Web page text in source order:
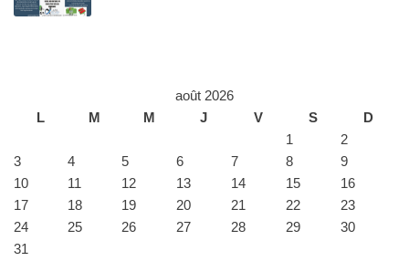
août 2026
L
M M J V S
D
1
2
3
4 5 6 7 8
9
10
11 12 13 14 15
16
17
18 19 20 21 22
23
24
25 26 27 28 29
30
31